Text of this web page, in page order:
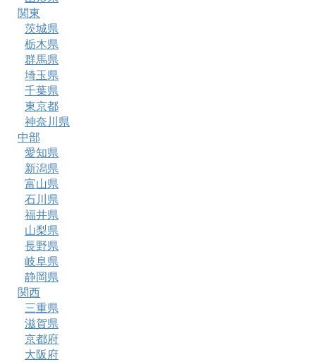
関東
茨城県
栃木県
群馬県
埼玉県
千葉県
東京都
神奈川県
中部
愛知県
新潟県
富山県
石川県
福井県
山梨県
長野県
岐阜県
静岡県
関西
三重県
滋賀県
京都府
大阪府